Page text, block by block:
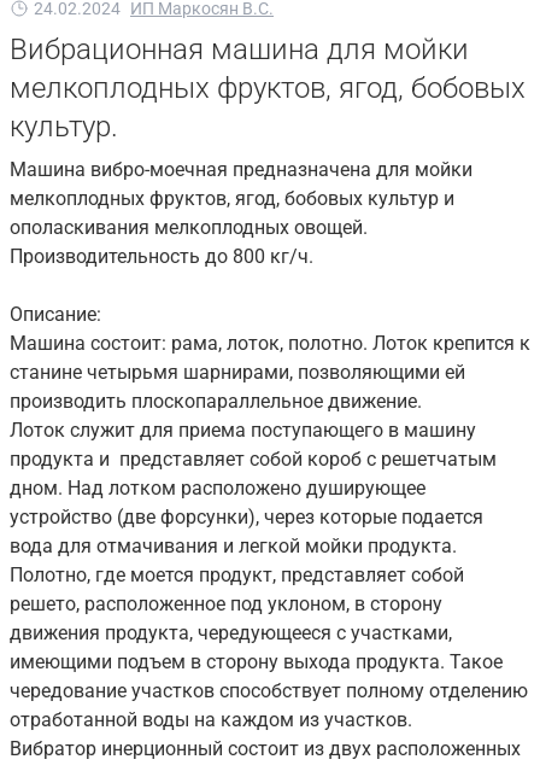
24.02.2024 ИП Маркосян В.С.
Вибрационная машина для мойки
мелкоплодных фруктов, ягод, бобовых
культур.
Машина вибро-моечная предназначена для мойки
мелкоплодных фруктов, ягод, бобовых культур и
ополаскивания мелкоплодных овощей.
Производительность до 800 кг/ч.
Описание:
Машина состоит: рама, лоток, полотно. Лоток крепится к
станине четырьмя шарнирами, позволяющими ей
производить плоскопараллельное движение.
Лоток служит для приема поступающего в машину
продукта и ­ представляет собой короб с решетчатым
дном. Над лотком расположено душирующее
устройство (две форсунки), через которые подается
вода для отмачивания и легкой мойки продукта.
Полотно, где моется продукт, представляет собой
решето, расположенное под уклоном, в сторону
движения продукта, чередующееся с участками,
имеющими подъем в сторону выхода продукта. Такое
чередование участков способствует полному отделению
отработанной воды на каждом из участков.
Вибратор инерционный состоит из двух расположенных